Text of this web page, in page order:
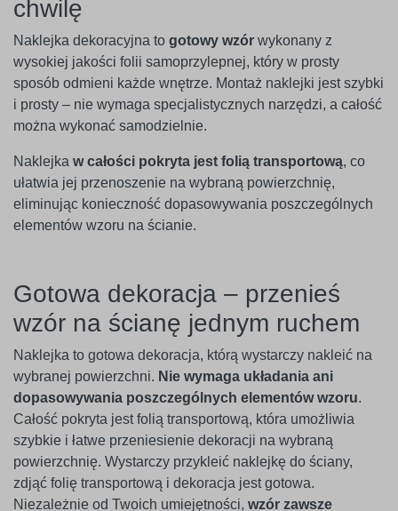
chwilę
Naklejka dekoracyjna to gotowy wzór wykonany z
wysokiej jakości folii samoprzylepnej, który w prosty
sposób odmieni każde wnętrze. Montaż naklejki jest szybki
i prosty – nie wymaga specjalistycznych narzędzi, a całość
można wykonać samodzielnie.
Naklejka w całości pokryta jest folią transportową, co
ułatwia jej przenoszenie na wybraną powierzchnię,
eliminując konieczność dopasowywania poszczególnych
elementów wzoru na ścianie.
Gotowa dekoracja – przenieś
wzór na ścianę jednym ruchem
Naklejka to gotowa dekoracja, którą wystarczy nakleić na
wybranej powierzchni. Nie wymaga układania ani
dopasowywania poszczególnych elementów wzoru.
Całość pokryta jest folią transportową, która umożliwia
szybkie i łatwe przeniesienie dekoracji na wybraną
powierzchnię. Wystarczy przykleić naklejkę do ściany,
zdjąć folię transportową i dekoracja jest gotowa.
Niezależnie od Twoich umiejętności, wzór zawsze